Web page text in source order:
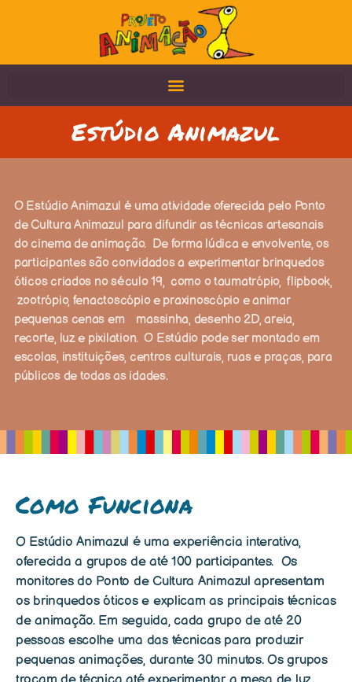
Estúdio Animazul
O Estúdio Animazul é uma atividade oferecida pelo Ponto
de Cultura Animazul para difundir as técnicas artesanais
do cinema de animação. De forma lúdica e envolvente, os
participantes são convidados a experimentar brinquedos
óticos criados no século 19, como o taumatrópio, flipbook,
zootrópio, fenactoscópio e praxinoscópio e animar
pequenas cenas em massinha, desenho 2D, areia,
recorte, luz e pixilation. O Estúdio pode ser montado em
escolas, instituições, centros culturais, ruas e praças, para
públicos de todas as idades.
Como Funciona
O Estúdio Animazul é uma experiência interativa,
oferecida a grupos de até 100 participantes. Os
monitores do Ponto de Cultura Animazul apresentam
os brinquedos óticos e explicam as principais técnicas
de animação. Em seguida, cada grupo de até 20
pessoas escolhe uma das técnicas para produzir
pequenas animações, durante 30 minutos. Os grupos